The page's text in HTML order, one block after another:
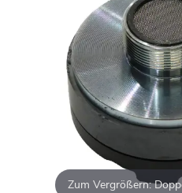
Zum Vergrößern: